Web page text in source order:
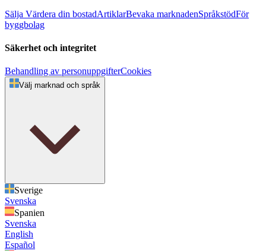
Sälja Värdera din bostadArtiklarBevaka marknadenSpråkstödFör
byggbolag
Säkerhet och integritet
Behandling av personuppgifterCookies
Välj marknad och språk
Sverige
Svenska
Spanien
Svenska
English
Español